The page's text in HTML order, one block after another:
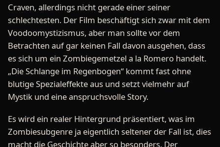
Craven, allerdings nicht gerade einer seiner
schlechtesten. Der Film beschäftigt sich zwar mit dem
Voodoomystizismus, aber man sollte vor dem
Betrachten auf gar keinen Fall davon ausgehen, dass
es sich um ein Zombiegemetzel a la Romero handelt.
„Die Schlange im Regenbogen“ kommt fast ohne
blutige Spezialeffekte aus und setzt vielmehr auf
Mystik und eine anspruchsvolle Story.
Es wird ein realer Hintergrund präsentiert, was im
Zombiesubgenre ja eigentlich seltener der Fall ist, dies
macht die Geschichte aber so besonders. Der